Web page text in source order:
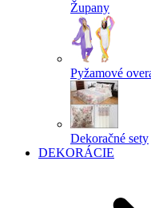
Župany
Pyžamové
Dekoračné sety
DEKORÁCIE